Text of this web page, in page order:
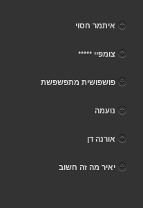
איתמר חסוי
צומפיי *****
פושפושית מתפשפשת
נועמה
אורנה דן
יאיר מה זה חשוב